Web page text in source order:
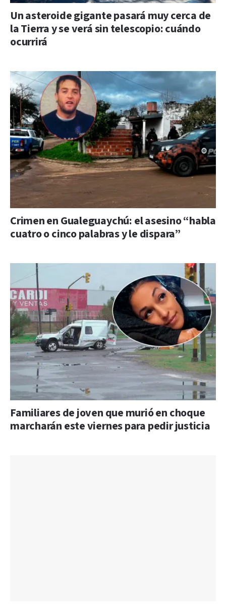
Un asteroide gigante pasará muy cerca de
la Tierra y se verá sin telescopio: cuándo
ocurrirá
Crimen en Gualeguaychú: el asesino “habla
cuatro o cinco palabras y le dispara”
Familiares de joven que murió en choque
marcharán este viernes para pedir justicia